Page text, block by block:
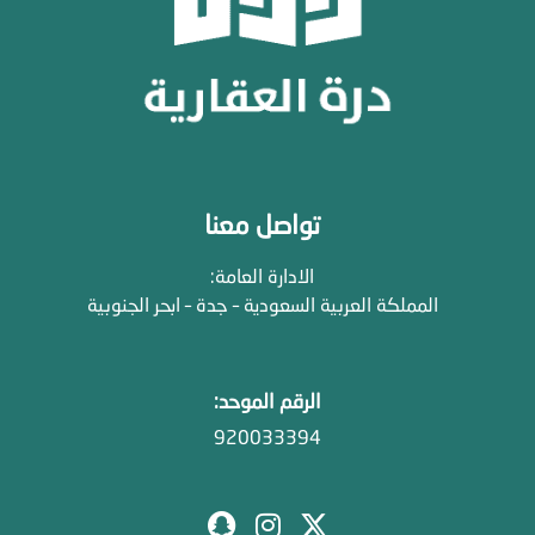
تواصل معنا
الادارة العامة:
المملكة العربية السعودية – جدة – ابحر الجنوبية
الرقم الموحد:
920033394